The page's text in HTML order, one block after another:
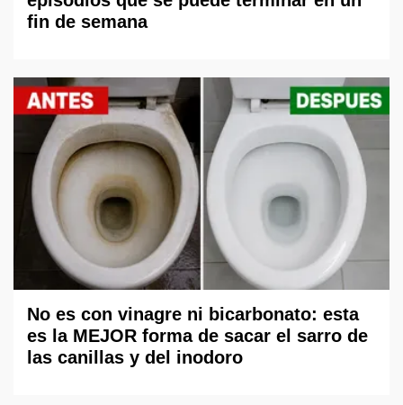
fin de semana
No es con vinagre ni bicarbonato: esta
es la MEJOR forma de sacar el sarro de
las canillas y del inodoro